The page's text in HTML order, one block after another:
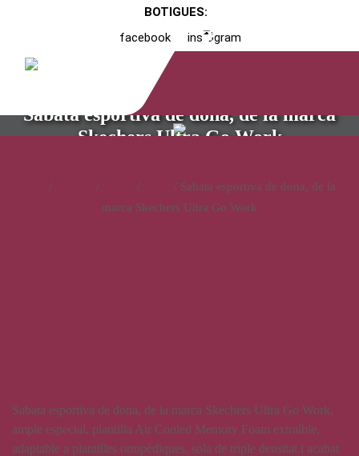
BOTIGUES:
facebook
instagram
Sabata esportiva de dona, de la marca
Skechers Ultra Go Work
/ / /
/ Sabata esportiva de dona, de la
marca Skechers Ultra Go Work
Sabata esportiva de dona, de la marca Skechers Ultra Go Work,
ample especial, plantilla Air Cooled Memory Foam extraíble,
adaptable a plantilles ortopèdiques, sola de triple densitat i acabat